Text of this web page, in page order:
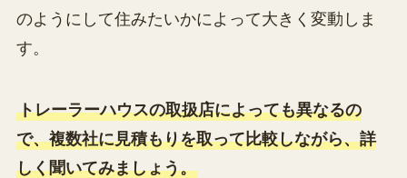
のようにして住みたいかによって大きく変動しま
す。
トレーラーハウスの取扱店によっても異なるの
で、複数社に見積もりを取って比較しながら、詳
しく聞いてみましょう。